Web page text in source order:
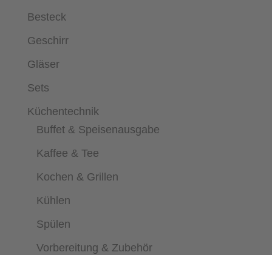
Besteck
Geschirr
Gläser
Sets
Küchentechnik
Buffet & Speisenausgabe
Kaffee & Tee
Kochen & Grillen
Kühlen
Spülen
Vorbereitung & Zubehör